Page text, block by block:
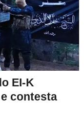
EI-K
contesta